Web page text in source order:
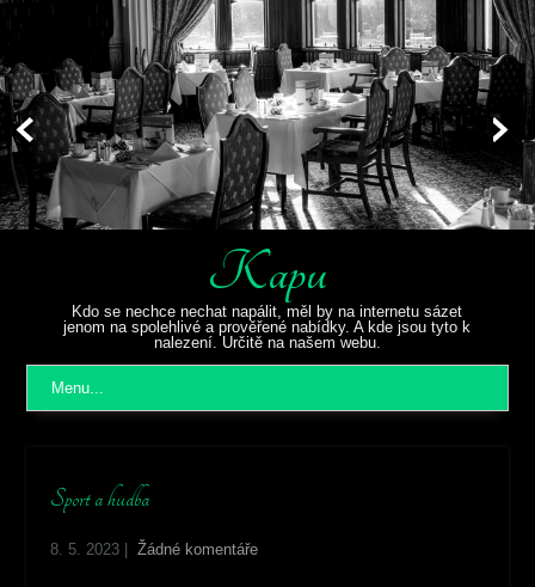
Kapu
Kdo se nechce nechat napálit, měl by na internetu sázet
jenom na spolehlivé a prověřené nabídky. A kde jsou tyto k
nalezení. Určitě na našem webu.
Menu...
Sport a hudba
8. 5. 2023 |Žádné komentáře